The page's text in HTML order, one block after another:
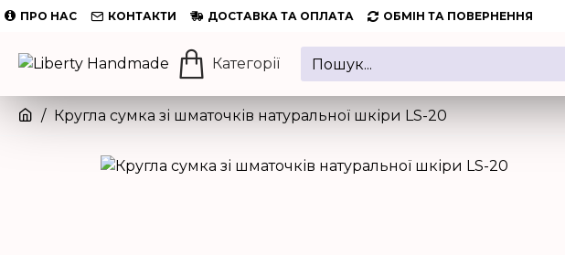
ПРО НАС КОНТАКТИ ДОСТАВКА ТА ОПЛАТА ОБМІН ТА ПОВЕРНЕННЯ
Категорії
Кругла сумка зі шматочків натуральної шкіри LS-20